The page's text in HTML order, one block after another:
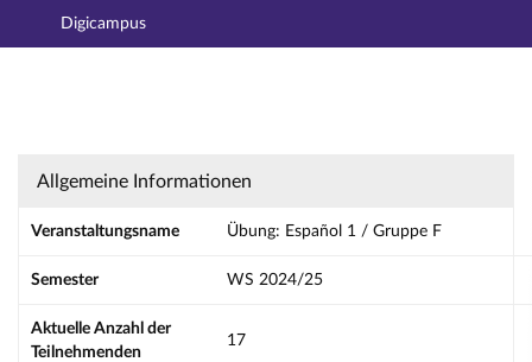
Hauptnavigation
Digicampus
Übung: Español 1 / Gruppe F - Details
Allgemeine Informationen
Veranstaltungsname Übung: Español 1 / Gruppe F
Semester WS 2024/25
Aktuelle Anzahl der
Teilnehmenden
17